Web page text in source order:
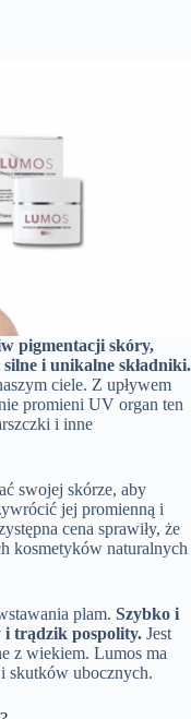
pigmentacji skóry,
i unikalne składniki.
ciele. Z upływem
promieni UV organ ten
i inne
swojej skórze, aby
jej promienną i
cena sprawiły, że
kosmetyków naturalnych
plam. Szybko i
i trądzik pospolity. Jest
z wiekiem. Lumos ma
i skutków ubocznych.